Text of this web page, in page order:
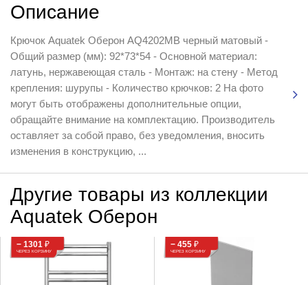
Описание
Крючок Aquatek Оберон AQ4202MB черный матовый -
Общий размер (мм): 92*73*54 - Основной материал:
латунь, нержавеющая сталь - Монтаж: на стену - Метод
крепления: шурупы - Количество крючков: 2 На фото
могут быть отображены дополнительные опции,
обращайте внимание на комплектацию. Производитель
оставляет за собой право, без уведомления, вносить
изменения в конструкцию, ...
Другие товары из коллекции
Aquatek Оберон
− 1301 ₽
ЧЕРЕЗ КОРЗИНУ
− 455 ₽
ЧЕРЕЗ КОРЗИНУ